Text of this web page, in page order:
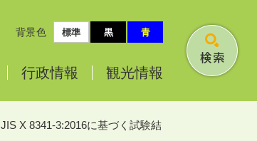
背景色 標準 黒 青
行政情報 観光情報
検
JIS X 8341-3:2016に基づく試験結